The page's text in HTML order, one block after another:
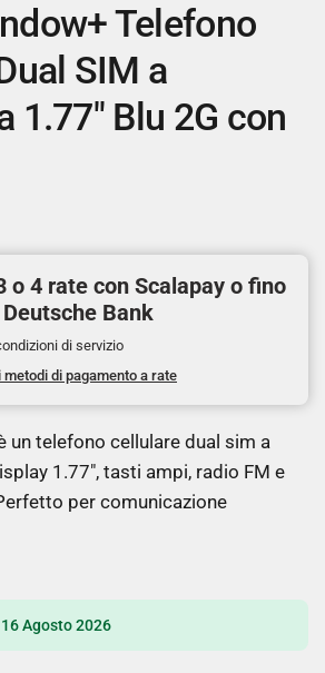
Telefono
SIM a
1.77" Blu 2G con
o 4 rate con Scalapay o fino
Bank
di servizio
di pagamento a rate
un telefono cellulare dual sim a
1.77", tasti ampi, radio FM e
per comunicazione
Agosto 2026